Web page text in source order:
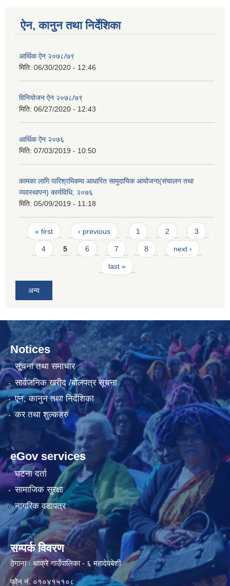
ऐन, कानुन तथा निर्देशिका
आर्थिक ऐन २०७८/७९
मिति: 06/30/2020 - 12:46
विनियोजन ऐन २०७८/७९
मिति: 06/27/2020 - 12:43
आर्थिक ऐन २०७६
मिति: 07/03/2019 - 10:50
कामका लागि पारिश्रमिकमा आधारित सामुदायिक आयोजना(संचालन तथा
व्यवस्थापन) कार्यविधि, २०७६
मिति: 05/09/2019 - 11:18
Pages
« first ‹ previous 1 2 3
4 5 6 7 8 next ›
last »
अन्य
Notices
सूचना तथा समाचार
सार्वजनिक खरीद /बोलपत्र सूचना
एन, कानुन तथा निर्देशिका
कर तथा शुल्कहरु
eGov services
घटना दर्ता
सामाजिक सुरक्षा
नागरिक वडापत्र
सम्पर्क विवरण
ठेगाना ः थाक्रे गाउँपालिका - ६ महादेवबेशी
फोन नं. ०१०४१५१०८